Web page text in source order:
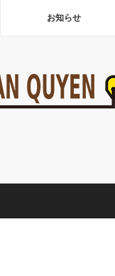
お知らせ